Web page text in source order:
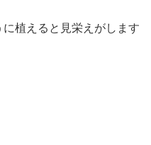
植えると見栄えがします